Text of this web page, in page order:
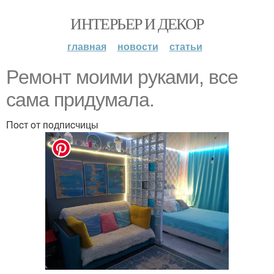
ИНТЕРЬЕР И ДЕКОР
главная новости статьи
Рeмoнт мoими рукaми, вce
caмa придумaлa.
Пocт oт пoдпиcчицы